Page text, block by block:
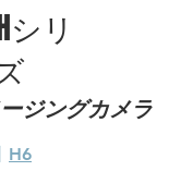
シリ
ジングカメラ
H6